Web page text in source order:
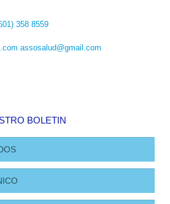
358 8559
assosalud@gmail.com
BOLETIN